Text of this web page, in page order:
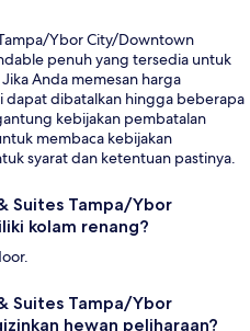
Ybor City/Downtown
penuh yang tersedia untuk
Anda memesan harga
dapat dibatalkan hingga beberapa
kebijakan pembatalan
membaca kebijakan
syarat dan ketentuan pastinya.
Suites Tampa/Ybor
kolam renang?
Suites Tampa/Ybor
hewan peliharaan?